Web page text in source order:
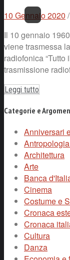
10 Gennaio 2020 /
Il 10 gennaio
viene trasmessa
radiofonica
trasmissione
Leggi tutto
Categorie e
Anniversari
Architettura
Arte
Banca
Cinema
Costume e
Cronaca
Cronaca
Cultura
Danza